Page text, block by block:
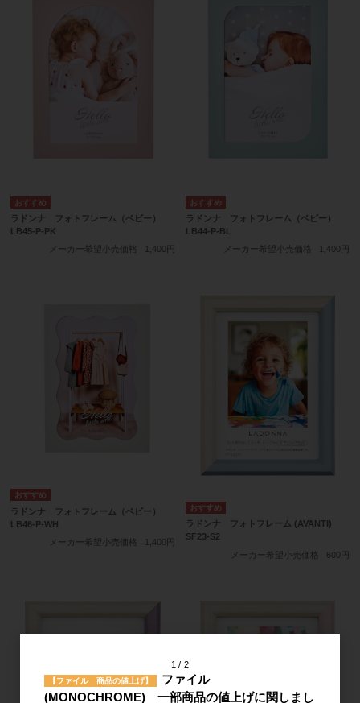
ラドンナ フォトフレーム（ベビー）
LB45-P-PK
メーカー希望小売価格
1,400円
ラドンナ フォトフレーム（ベビー）
LB44-P-BL
メーカー希望小売価格
1,400円
ラドンナ フォトフレーム（ベビー）
LB46-P-WH
メーカー希望小売価格
1,400円
ラドンナ フォトフレーム (AVANTI)
SF23-S2
メーカー希望小売価格
600円
1 2
【ファイル 商品の値上げ】
ファイル
(MONOCHROME) 一部商品の値上げに関しまし